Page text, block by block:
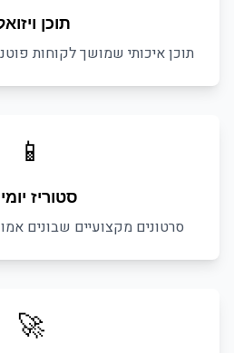
תוכן
תוכן איכותי שמושך לקוחות
📱
סטוריז
סרטונים מקצועיים שבונים
🚀